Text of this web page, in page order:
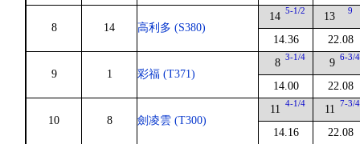
8 14 高利多 (S380)
14 5-1/2
14.36
13 9
22.08
9 1 彩福 (T371)
8 3-1/4
14.00
9 6-3/4
22.08
10 8 劍凌雲 (T300)
11 4-1/4
14.16
11 7-3/4
22.08